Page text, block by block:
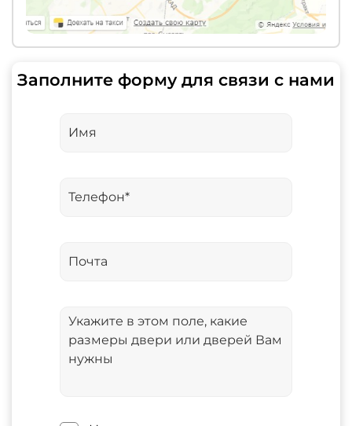
Заполните форму для связи с нами